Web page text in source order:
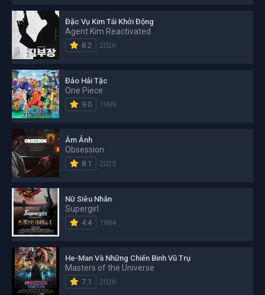
Đặc Vụ Kim Tái Khởi Động
Agent Kim Reactivated
8.2 2026
Đảo Hải Tặc
One Piece
9.0 1999
Ám Ảnh
Obsession
8.1 2025
Nữ Siêu Nhân
Supergirl
4.4 1984
He-Man Và Những Chiến Binh Vũ Trụ
Masters of the Universe
7.1 2026